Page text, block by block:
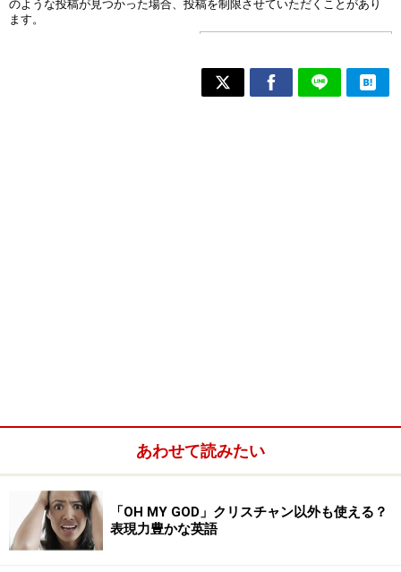
あわせて読みたい
「OH MY GOD」クリスチャン以外も使える？
表現力豊かな英語